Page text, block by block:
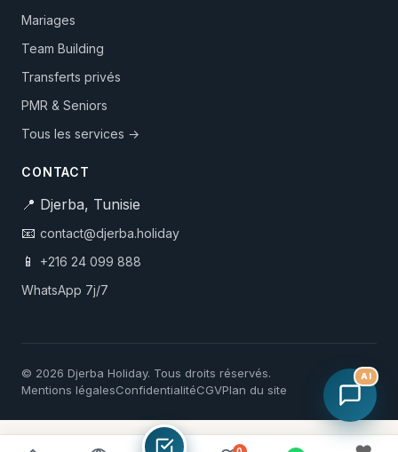
Mariages
Team Building
Transferts privés
PMR & Seniors
Tous les services →
CONTACT
📍 Djerba, Tunisie
📧 contact@djerba.holiday
📱
+216 24 099 888
WhatsApp 7j/7
© 2026 Djerba Holiday. Tous droits réservés.
Mentions légalesConfidentialitéCGVPlan du site
AI